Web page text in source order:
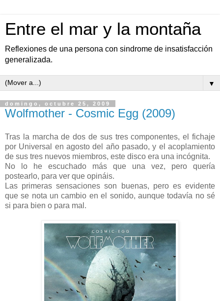
Entre el mar y la montaña
Reflexiones de una persona con sindrome de insatisfacción
generalizada.
▼
domingo, octubre 25, 2009
Wolfmother - Cosmic Egg (2009)
Tras la marcha de dos de sus tres componentes, el fichaje
por Universal en agosto del año pasado, y el acoplamiento
de sus tres nuevos miembros, este disco era una incógnita.
No lo he escuchado más que una vez, pero quería
postearlo, para ver que opináis.
Las primeras sensaciones son buenas, pero es evidente
que se nota un cambio en el sonido, aunque todavía no sé
si para bien o para mal.